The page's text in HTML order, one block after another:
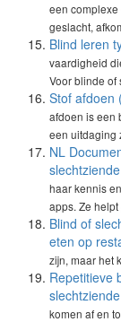
een
geslacht,
Blind leren
vaardigheid
Voor blinde of
Stof afdoen
afdoen is een
een uitdaging
NL
haar kennis
apps. Ze
Blind of
eten op
zijn, maar het
Repetitieve
komen af en